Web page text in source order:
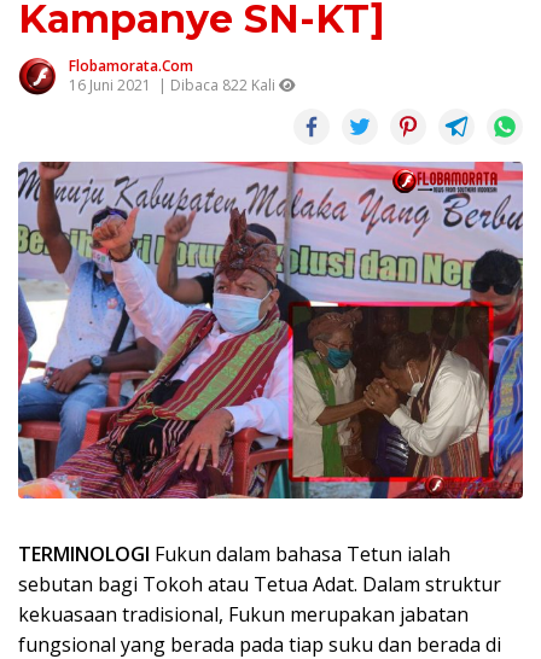
Kampanye SN-KT]
Flobamorata.com
16 Juni 2021
| Dibaca 822 Kali
TERMINOLOGI Fukun dalam bahasa Tetun ialah
sebutan bagi Tokoh atau Tetua Adat. Dalam struktur
kekuasaan tradisional, Fukun merupakan jabatan
fungsional yang berada pada tiap suku dan berada di